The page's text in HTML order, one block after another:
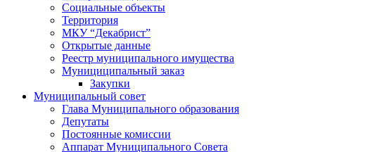
Социальные объекты
Территория
МКУ “Декабрист”
Открытые данные
Реестр муниципального имущества
Мунициципальный заказ
Закупки
Муниципальный совет
Глава Муниципального образования
Депутаты
Постоянные комиссии
Аппарат Муниципального Совета